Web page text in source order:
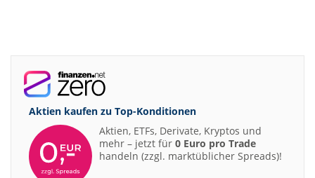
Aktien kaufen zu Top-Konditionen
Aktien, ETFs, Derivate, Kryptos und
mehr – jetzt für 0 Euro pro Trade
handeln (zzgl. marktüblicher Spreads)!